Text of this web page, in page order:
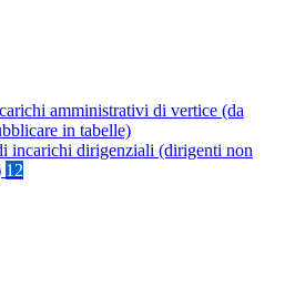
amministrativi di vertice (da
in tabelle)
incarichi dirigenziali (dirigenti non
12